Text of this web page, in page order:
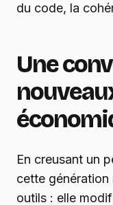
du code, la
Une
En creusant un
cette génération
outils : elle